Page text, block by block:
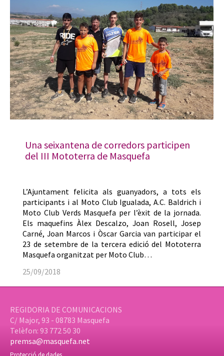
Una seixantena de corredors participen
del III Mototerra de Masquefa
L’Ajuntament felicita als guanyadors, a tots els
participants i al Moto Club Igualada, A.C. Baldrich i
Moto Club Verds Masquefa per l’èxit de la jornada.
Els maquefins Àlex Descalzo, Joan Rosell, Josep
Carné, Joan Marcos i Òscar Garcia van participar el
23 de setembre de la tercera edició del Mototerra
Masquefa organitzat per Moto Club…
25/09/2018
REGIDORIA DE COMUNICACIONS
C/ Major, 93 - 08783 Masquefa
Telèfon: 93 772 50 30
premsa@masquefa.net